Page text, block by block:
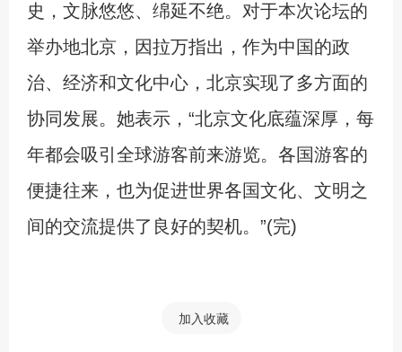
史，文脉悠悠、绵延不绝。对于本次论坛的
举办地北京，因拉万指出，作为中国的政
治、经济和文化中心，北京实现了多方面的
协同发展。她表示，“北京文化底蕴深厚，每
年都会吸引全球游客前来游览。各国游客的
便捷往来，也为促进世界各国文化、文明之
间的交流提供了良好的契机。”(完)
加入收藏